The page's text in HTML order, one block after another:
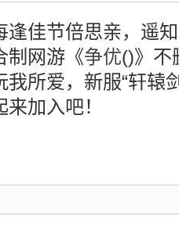
逢佳节倍思亲，遥
制网游《争优()》不
所爱，新服“轩辕
加入吧！